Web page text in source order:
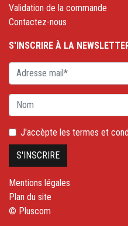
Validation de la commande
Contactez-nous
S'INSCRIRE À LA
J'accèpte les termes et
Mentions légales
Plan du site
© Pluscom